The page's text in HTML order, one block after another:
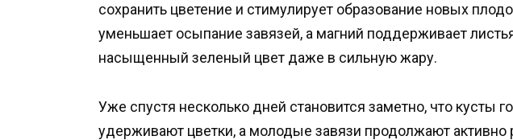
сохранить цветение и стимулирует образование новых
уменьшает осыпание завязей, а магний поддерживает
насыщенный зеленый цвет даже в сильную жару.
Уже спустя несколько дней становится заметно, что кусты
удерживают цветки, а молодые завязи продолжают активно